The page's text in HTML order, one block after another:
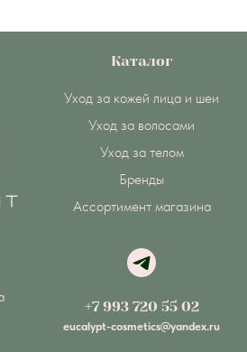
Каталог
Уход за кожей лица и шеи
Уход за волосами
Уход за телом
Бренды
Ассортимент магазина
+7 993 720 55 02
eucalypt-cosmetics@yandex.ru